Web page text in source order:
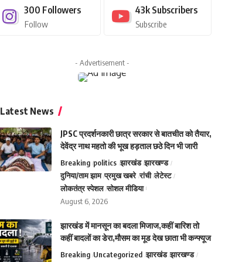
300 Followers
Follow
43k Subscribers
Subscribe
- Advertisement -
Latest News
JPSC प्रदर्शनकारी छात्र सरकार से बातचीत को तैयार,
देवेंद्र नाथ महतो की भूख हड़ताल छठे दिन भी जारी
Breaking politics झारखंड झारखण्ड
दुनिया/ताम झाम प्रमुख खबरे रांची लेटेस्ट
लोकतंत्र स्पेशल सोशल मीडिया
August 6, 2026
झारखंड में मानसून का बदला मिजाज,कहीं बारिश तो
कहीं बादलों का डेरा,मौसम का मूड देख छाता भी कन्फ्यूज
Breaking Uncategorized झारखंड झारखण्ड